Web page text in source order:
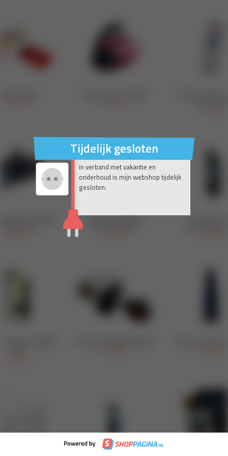
Tijdelijk gesloten
in verband met vakantie en
onderhoud is mijn webshop tijdelijk
gesloten.